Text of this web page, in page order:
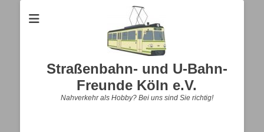
Straßenbahn- und U-Bahn-
Freunde Köln e.V.
Nahverkehr als Hobby? Bei uns sind Sie richtig!